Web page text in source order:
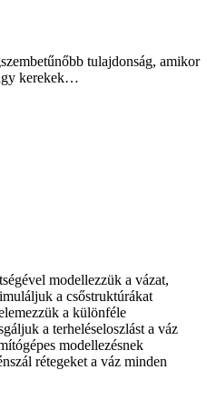
tulajdonság, amikor
kerekek…
modellezzük a vázat,
a csőstruktúrákat
a különféle
a terheléseloszlást a váz
modellezésnek
rétegeket a váz minden